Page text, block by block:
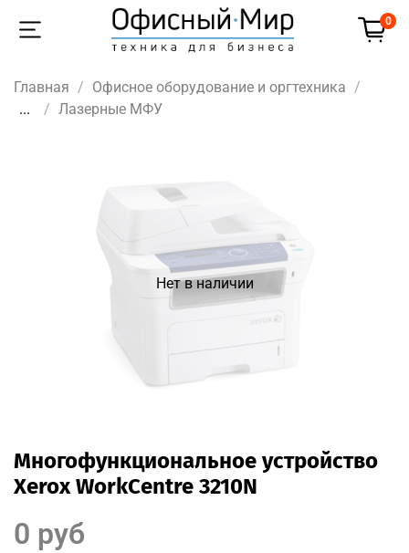
0
Главная
Офисное оборудование и оргтехника
...
Лазерные МФУ
Нет в наличии
Многофункциональное устройство
Xerox WorkCentre 3210N
0 руб